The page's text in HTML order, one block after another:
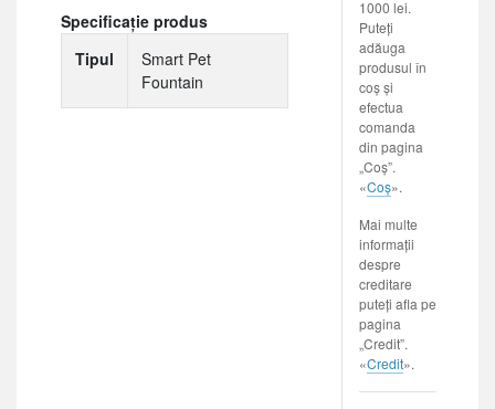
Specificație produs
Tipul
Smart Pet
Fountain
1000 lei.
Puteți
adăuga
produsul în
coș și
efectua
comanda
din pagina
„Coș”.
«Coș».
Mai multe
informații
despre
creditare
puteți afla pe
pagina
„Credit”.
«Credit».